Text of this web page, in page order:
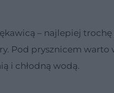
– najlepiej
Pod prysznicem warto
i chłodną wodą.